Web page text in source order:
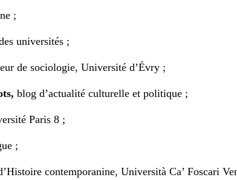
;
universités ;
de sociologie, Université d’Évry ;
blog d’actualité culturelle et politique ;
Paris 8 ;
;
contemporanine, Università Ca’ Foscari